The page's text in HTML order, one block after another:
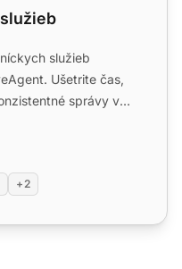
služieb
Ušetrite čas,
správy v
+2